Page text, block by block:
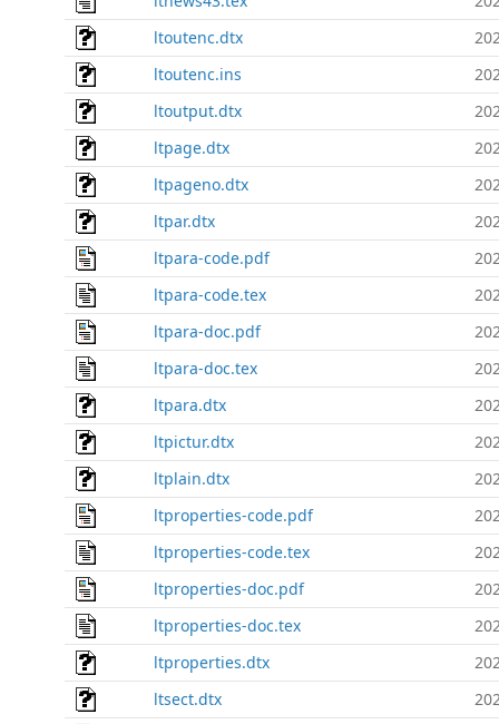
ltoutenc.dtx
ltoutenc.ins
ltoutput.dtx
ltpage.dtx
ltpageno.dtx
ltpar.dtx
ltpara-code.pdf
ltpara-code.tex
ltpara-doc.pdf
ltpara-doc.tex
ltpara.dtx
ltpictur.dtx
ltplain.dtx
ltproperties-code.pdf
ltproperties-code.tex
ltproperties-doc.pdf
ltproperties-doc.tex
ltproperties.dtx
ltsect.dtx